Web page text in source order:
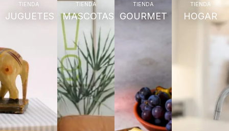
TIENDA
JUGUETES
TIENDA
MASCOTAS
TIENDA
GOURMET
TIENDA
HOGAR